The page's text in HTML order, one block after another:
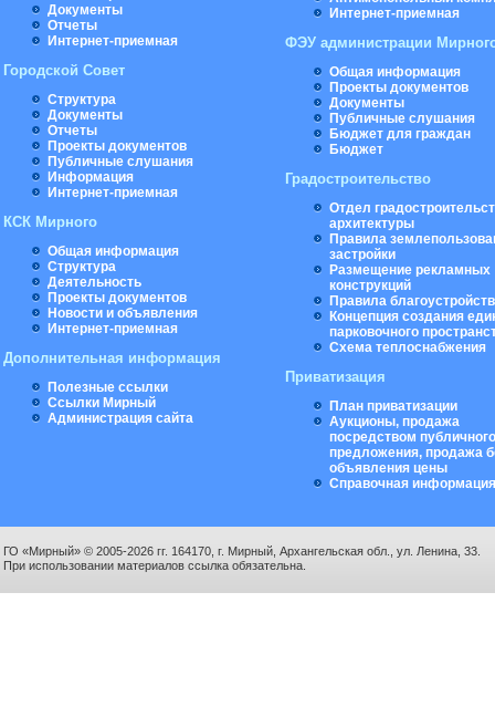
Документы
Отчеты
Интернет-приемная
Городской Совет
Структура
Документы
Отчеты
Проекты документов
Публичные слушания
Информация
Интернет-приемная
КСК Мирного
Общая информация
Структура
Деятельность
Проекты документов
Новости и объявления
Интернет-приемная
Дополнительная информация
Полезные ссылки
Ссылки Мирный
Администрация сайта
Интернет-приемная
ФЭУ администрации
Общая информация
Проекты документов
Документы
Публичные слушания
Бюджет для граждан
Бюджет
Градостроительство
Отдел
архитектуры
Правила
застройки
Размещение рекламных
конструкций
Правила
Концепция создания
парковочного
Схема теплоснабжения
Приватизация
План приватизации
Аукционы, продажа
посредством публичного
предложения, продажа
объявления цены
Справочная информация
ГО «Мирный» © 2005-2026 гг. 164170, г. Мирный, Архангельская обл., ул. Ленина, 33.
При использовании материалов ссылка обязательна.